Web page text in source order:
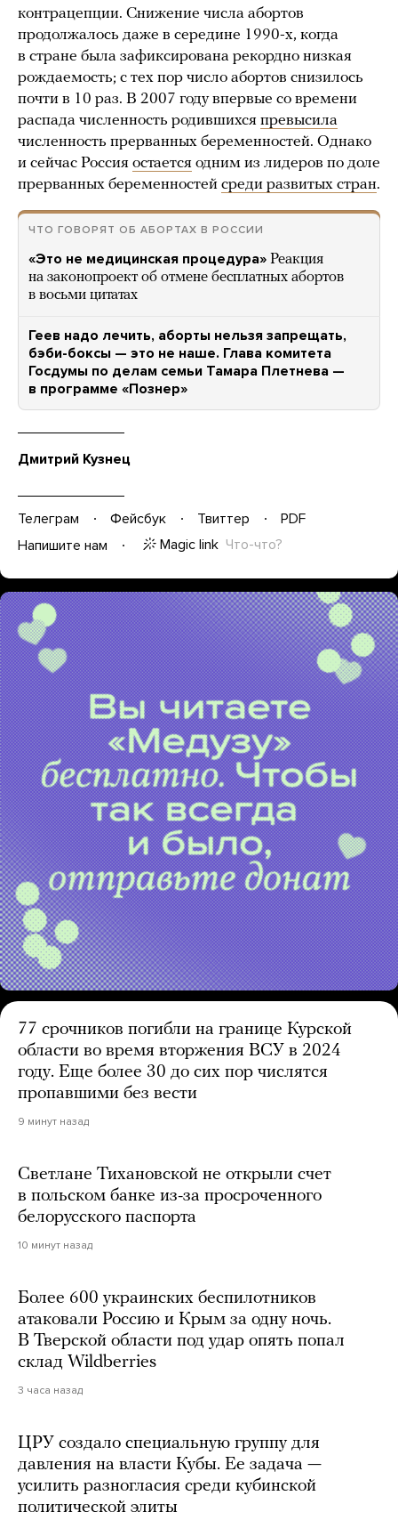
контрацепции. Снижение числа абортов
продолжалось даже в середине 1990-х, когда
в стране была зафиксирована рекордно низкая
рождаемость; с тех пор число абортов снизилось
почти в 10 раз. В 2007 году впервые со времени
распада численность родившихся превысила
численность прерванных беременностей. Однако
и сейчас Россия остается одним из лидеров по доле
прерванных беременностей среди развитых стран.
ЧТО ГОВОРЯТ ОБ АБОРТАХ В РОССИИ
«Это не медицинская процедура» Реакция
на законопроект об отмене бесплатных абортов
в восьми цитатах
Геев надо лечить, аборты нельзя запрещать,
бэби-боксы — это не наше. Глава комитета
Госдумы по делам семьи Тамара Плетнева —
в программе «Познер»
Дмитрий Кузнец
Телеграм Фейсбук Твиттер
PDF
Напишите нам
Magic link Что-что?
77 срочников погибли на границе Курской
области во время вторжения ВСУ в 2024
году. Еще более 30 до сих пор числятся
пропавшими без вести
9 минут назад
Светлане Тихановской не открыли счет
в польском банке из-за просроченного
белорусского паспорта
10 минут назад
Более 600 украинских беспилотников
атаковали Россию и Крым за одну ночь.
В Тверской области под удар опять попал
склад Wildberries
3 часа назад
ЦРУ создало специальную группу для
давления на власти Кубы. Ее задача —
усилить разногласия среди кубинской
политической элиты